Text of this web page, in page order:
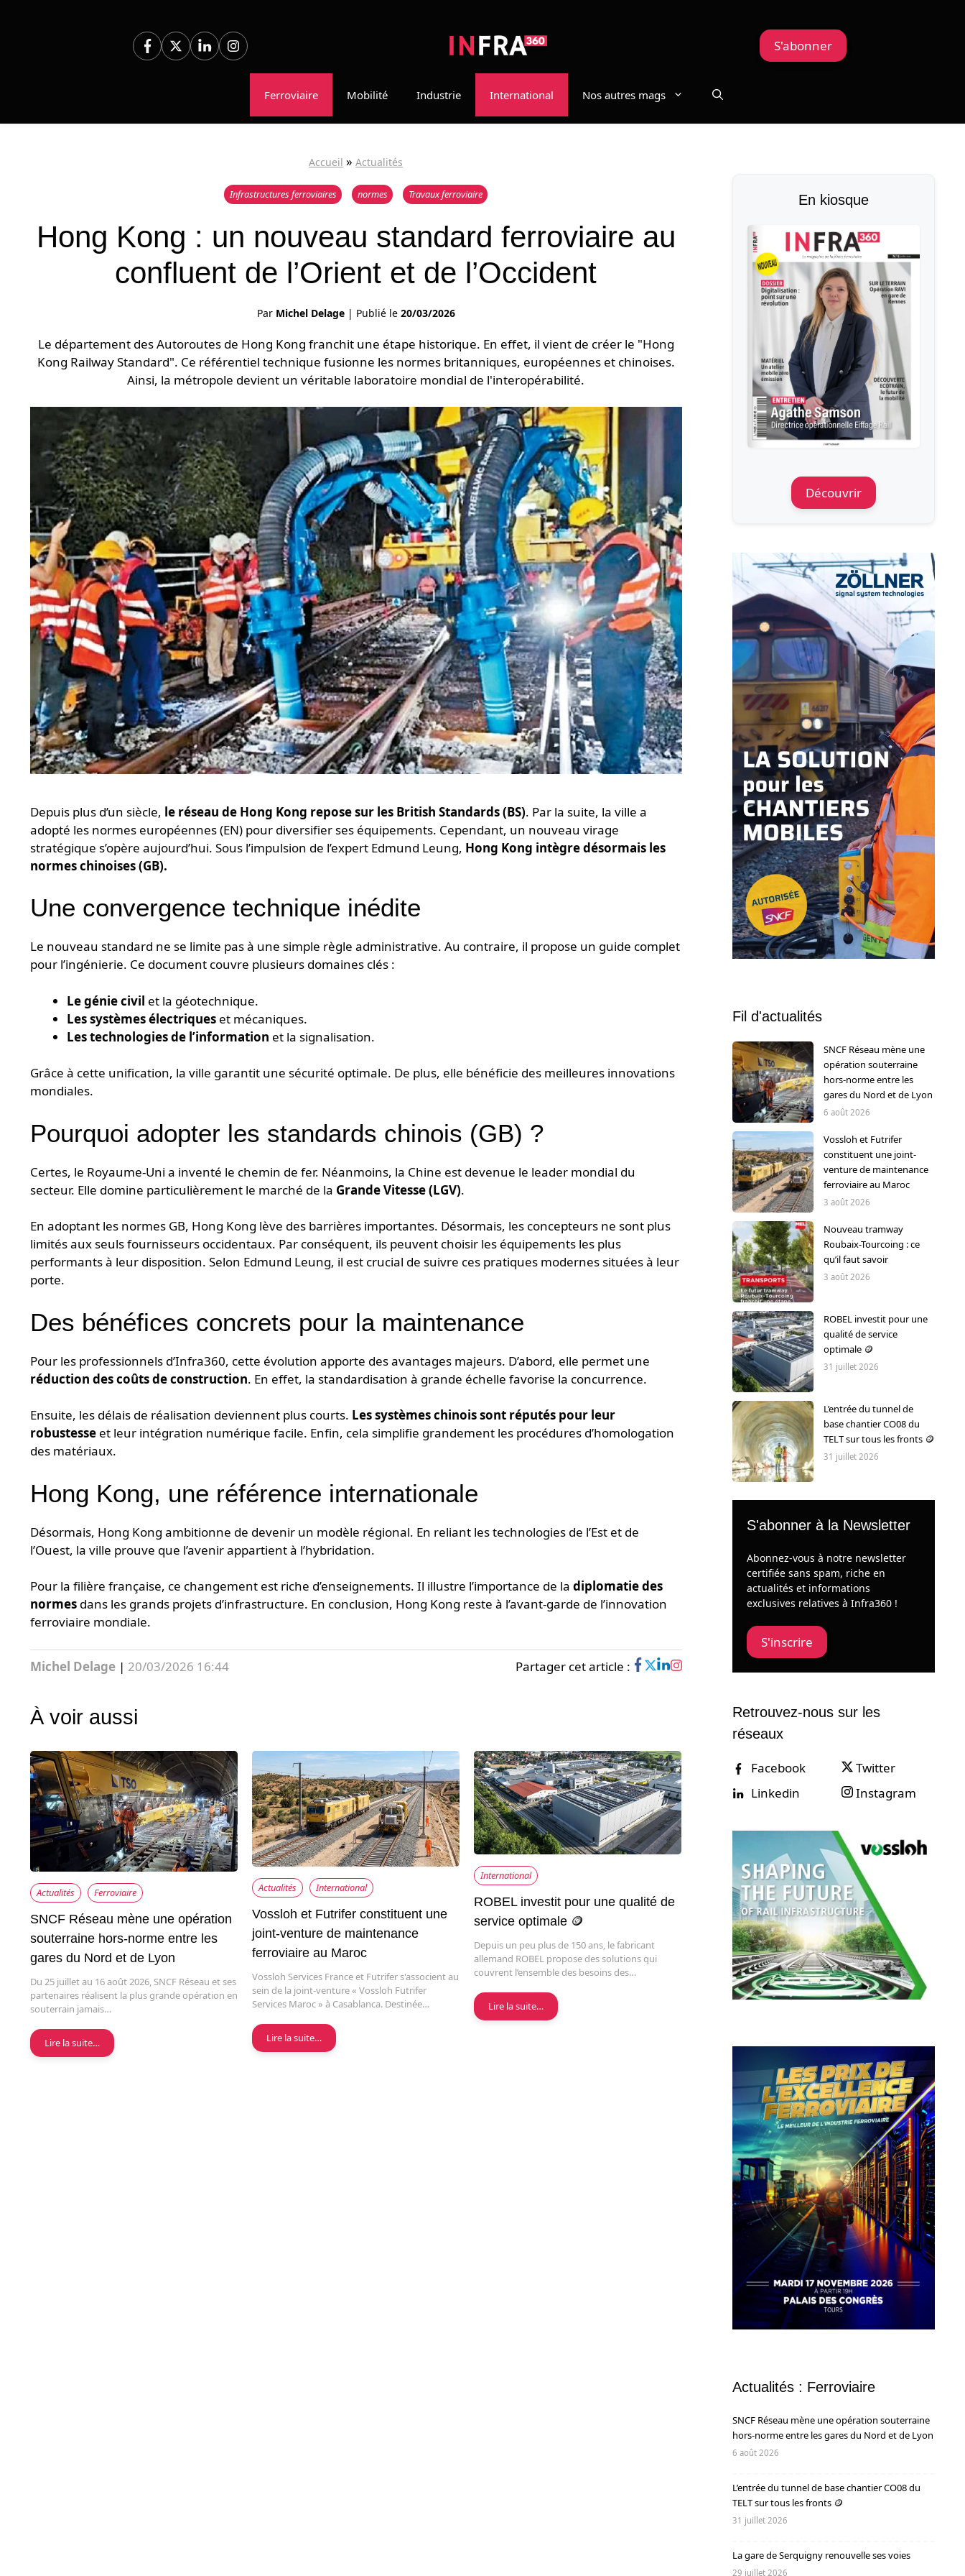
Ferroviaire Mobilité Industrie International Nos autres mags
S'abonner
Accueil »Actualités
Infrastructures ferroviaires normes Travaux ferroviaire
Hong Kong : un nouveau standard ferroviaire au
confluent de l’Orient et de l’Occident
Par Michel Delage | Publié le 20/03/2026
Le département des Autoroutes de Hong Kong franchit une étape historique. En effet, il vient de créer le "Hong
Kong Railway Standard". Ce référentiel technique fusionne les normes britanniques, européennes et chinoises.
Ainsi, la métropole devient un véritable laboratoire mondial de l'interopérabilité.
Depuis plus d’un siècle, le réseau de Hong Kong repose sur les British Standards (BS). Par la suite, la ville a
adopté les normes européennes (EN) pour diversifier ses équipements. Cependant, un nouveau virage
stratégique s’opère aujourd’hui. Sous l’impulsion de l’expert Edmund Leung, Hong Kong intègre désormais les
normes chinoises (GB).
Une convergence technique inédite
Le nouveau standard ne se limite pas à une simple règle administrative. Au contraire, il propose un guide complet
pour l’ingénierie. Ce document couvre plusieurs domaines clés :
Le génie civil et la géotechnique.
Les systèmes électriques et mécaniques.
Les technologies de l’information et la signalisation.
Grâce à cette unification, la ville garantit une sécurité optimale. De plus, elle bénéficie des meilleures innovations
mondiales.
Pourquoi adopter les standards chinois (GB) ?
Certes, le Royaume-Uni a inventé le chemin de fer. Néanmoins, la Chine est devenue le leader mondial du
secteur. Elle domine particulièrement le marché de la Grande Vitesse (LGV).
En adoptant les normes GB, Hong Kong lève des barrières importantes. Désormais, les concepteurs ne sont plus
limités aux seuls fournisseurs occidentaux. Par conséquent, ils peuvent choisir les équipements les plus
performants à leur disposition. Selon Edmund Leung, il est crucial de suivre ces pratiques modernes situées à leur
porte.
Des bénéfices concrets pour la maintenance
Pour les professionnels d’Infra360, cette évolution apporte des avantages majeurs. D’abord, elle permet une
réduction des coûts de construction. En effet, la standardisation à grande échelle favorise la concurrence.
Ensuite, les délais de réalisation deviennent plus courts. Les systèmes chinois sont réputés pour leur
robustesse et leur intégration numérique facile. Enfin, cela simplifie grandement les procédures d’homologation
des matériaux.
Hong Kong, une référence internationale
Désormais, Hong Kong ambitionne de devenir un modèle régional. En reliant les technologies de l’Est et de
l’Ouest, la ville prouve que l’avenir appartient à l’hybridation.
Pour la filière française, ce changement est riche d’enseignements. Il illustre l’importance de la diplomatie des
normes dans les grands projets d’infrastructure. En conclusion, Hong Kong reste à l’avant-garde de l’innovation
ferroviaire mondiale.
Michel Delage | 20/03/2026 16:44 Partager cet article :
À voir aussi
Actualités Ferroviaire
SNCF Réseau mène une opération
souterraine hors-norme entre les
gares du Nord et de Lyon
Du 25 juillet au 16 août 2026, SNCF Réseau et ses
partenaires réalisent la plus grande opération en
souterrain jamais…
Lire la suite…
Actualités International
Vossloh et Futrifer constituent une
joint-venture de maintenance
ferroviaire au Maroc
Vossloh Services France et Futrifer s'associent au
sein de la joint-venture « Vossloh Futrifer
Services Maroc » à Casablanca. Destinée…
Lire la suite…
International
ROBEL investit pour une qualité de
service optimale 🪙
Depuis un peu plus de 150 ans, le fabricant
allemand ROBEL propose des solutions qui
couvrent l’ensemble des besoins des…
Lire la suite…
En kiosque
Découvrir
Fil d'actualités
SNCF Réseau mène une
opération souterraine
hors-norme entre les
gares du Nord et de Lyon
6 août 2026
Vossloh et Futrifer
constituent une joint-
venture de maintenance
ferroviaire au Maroc
3 août 2026
Nouveau tramway
Roubaix-Tourcoing : ce
qu’il faut savoir
3 août 2026
ROBEL investit pour une
qualité de service
optimale 🪙
31 juillet 2026
L’entrée du tunnel de
base chantier CO08 du
TELT sur tous les fronts 🪙
31 juillet 2026
S'abonner à la Newsletter
Abonnez-vous à notre newsletter
certifiée sans spam, riche en
actualités et informations
exclusives relatives à Infra360 !
S'inscrire
Retrouvez-nous sur les
réseaux
Facebook
Twitter
Linkedin
Instagram
Actualités : Ferroviaire
SNCF Réseau mène une opération souterraine
hors-norme entre les gares du Nord et de Lyon
6 août 2026
L’entrée du tunnel de base chantier CO08 du
TELT sur tous les fronts 🪙
31 juillet 2026
La gare de Serquigny renouvelle ses voies
29 juillet 2026